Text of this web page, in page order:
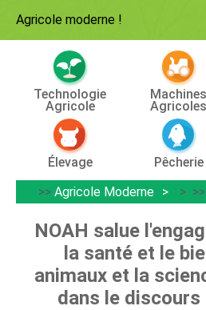
Agricole moderne !
Technologie
Agricole
Machines
Agricoles
Élevage Pêcherie
>> Agricole Moderne > >>
NOAH salue
la santé et le
animaux et la
dans le discours